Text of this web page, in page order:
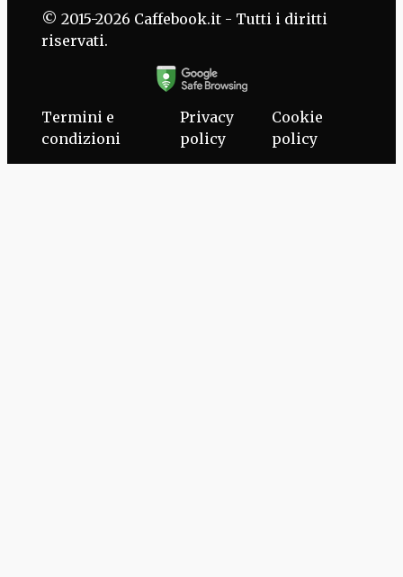
© 2015-2026 Caffebook.it - Tutti i diritti
riservati.
Termini e
condizioni
Privacy
policy
Cookie
policy